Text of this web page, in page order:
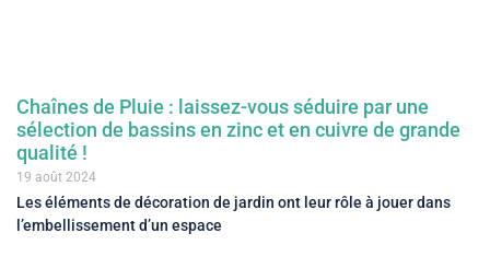
Chaînes de Pluie : laissez-vous séduire par une
sélection de bassins en zinc et en cuivre de grande
qualité !
19 août 2024
Les éléments de décoration de jardin ont leur rôle à jouer dans
l’embellissement d’un espace